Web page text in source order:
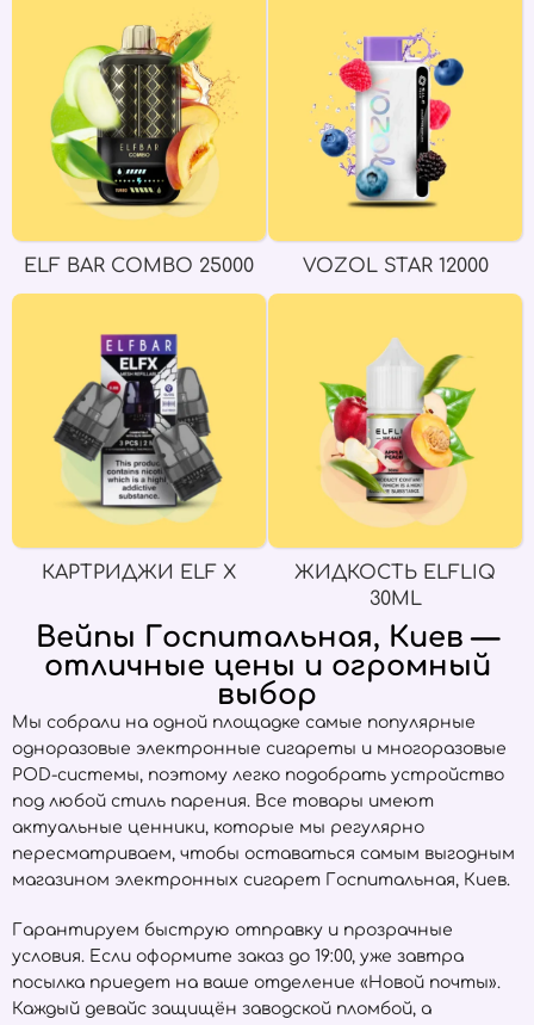
ELF BAR COMBO 25000 VOZOL STAR 12000
КАРТРИДЖИ ELF X
ЖИДКОСТЬ ELFLIQ
30ML
Вейпы Госпитальная, Киев —
отличные цены и огромный
выбор
Мы собрали на одной площадке самые популярные
одноразовые электронные сигареты и многоразовые
POD-системы, поэтому легко подобрать устройство
под любой стиль парения. Все товары имеют
актуальные ценники, которые мы регулярно
пересматриваем, чтобы оставаться самым выгодным
магазином электронных сигарет Госпитальная, Киев.
Гарантируем быструю отправку и прозрачные
условия. Если оформите заказ до 19:00, уже завтра
посылка приедет на ваше отделение «Новой почты».
Каждый девайс защищён заводской пломбой, а